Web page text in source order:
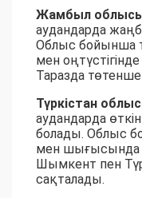
Жамбыл
аудандарда
Облыс бойынша
мен
Таразда
Түркістан
аудандарда
болады. Облыс
мен шығысында
Шымкент пен
сақталады.